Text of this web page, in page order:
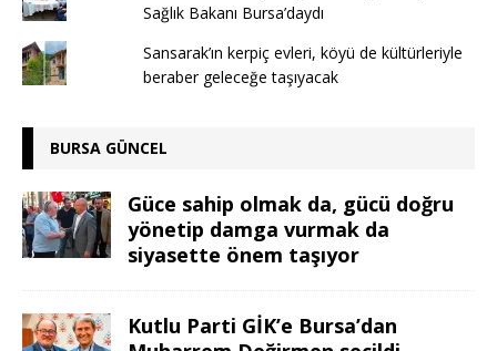
Sağlık Bakanı Bursa’daydı
Sansarak’ın kerpiç evleri, köyü de kültürleriyle
beraber geleceğe taşıyacak
BURSA GÜNCEL
Güce sahip olmak da, gücü doğru
yönetip damga vurmak da
siyasette önem taşıyor
Kutlu Parti GİK’e Bursa’dan